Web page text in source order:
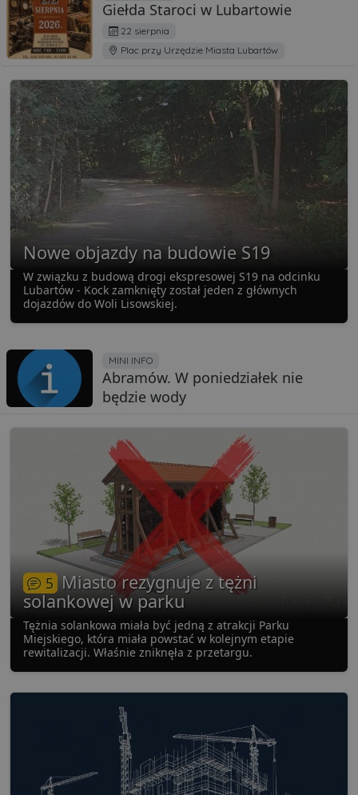
Giełda Staroci w Lubartowie
22 sierpnia
Plac przy Urzędzie Miasta Lubartów
Nowe objazdy na budowie S19
W związku z budową drogi ekspresowej S19 na odcinku
Lubartów - Kock zamknięty został jeden z głównych
dojazdów do Woli Lisowskiej.
MINI INFO
Abramów. W poniedziałek nie
będzie wody
5 Miasto rezygnuje z tężni
solankowej w parku
Tężnia solankowa miała być jedną z atrakcji Parku
Miejskiego, która miała powstać w kolejnym etapie
rewitalizacji. Właśnie zniknęła z przetargu.